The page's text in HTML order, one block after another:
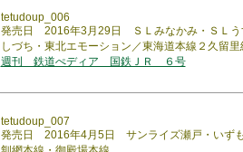
tetudoup_006
発売日 2016年3月29日 ＳＬみなかみ・ＳＬう
しづち・東北エモーション／東海道本線２久留里
週刊 鉄道ぺディア 国鉄ＪＲ ６号
tetudoup_007
発売日 2016年4月5日 サンライズ瀬戸・いず